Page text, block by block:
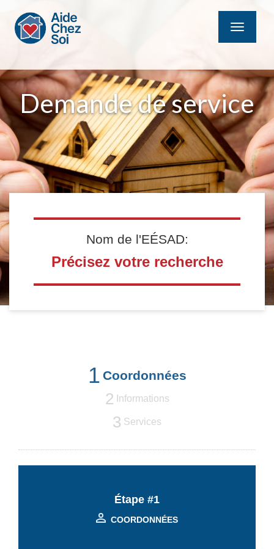
MENU
Demande de service
Nom de l'EÉSAD:
Précisez votre recherche
1 Coordonnées
2 Informations
3 Services
Étape #1
COORDONNÉES